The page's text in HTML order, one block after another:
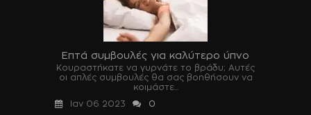
Επτά συμβουλές για καλύτερο ύπνο
Κουραστήκατε να γυρνάτε το βράδυ; Αυτές
οι απλές συμβουλές θα σας βοηθήσουν να
κοιμάστε...
Ιαν 06 2023
0